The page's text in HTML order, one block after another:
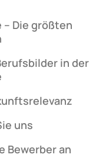
Die größten
in der
uns
Bewerber an